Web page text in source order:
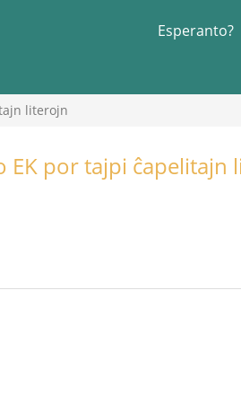
Esperanto?
literojn
por tajpi ĉapelitajn